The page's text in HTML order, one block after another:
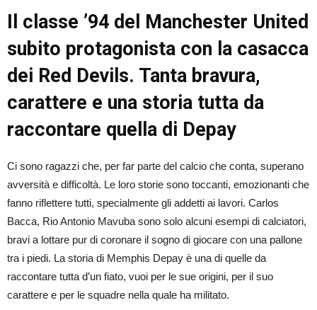
Il classe ’94 del Manchester United
subito protagonista con la casacca
dei Red Devils. Tanta bravura,
carattere e una storia tutta da
raccontare quella di Depay
Ci sono ragazzi che, per far parte del calcio che conta, superano
avversità e difficoltà. Le loro storie sono toccanti, emozionanti che
fanno riflettere tutti, specialmente gli addetti ai lavori. Carlos
Bacca, Rio Antonio Mavuba sono solo alcuni esempi di calciatori,
bravi a lottare pur di coronare il sogno di giocare con una pallone
tra i piedi. La storia di Memphis Depay è una di quelle da
raccontare tutta d’un fiato, vuoi per le sue origini, per il suo
carattere e per le squadre nella quale ha militato.